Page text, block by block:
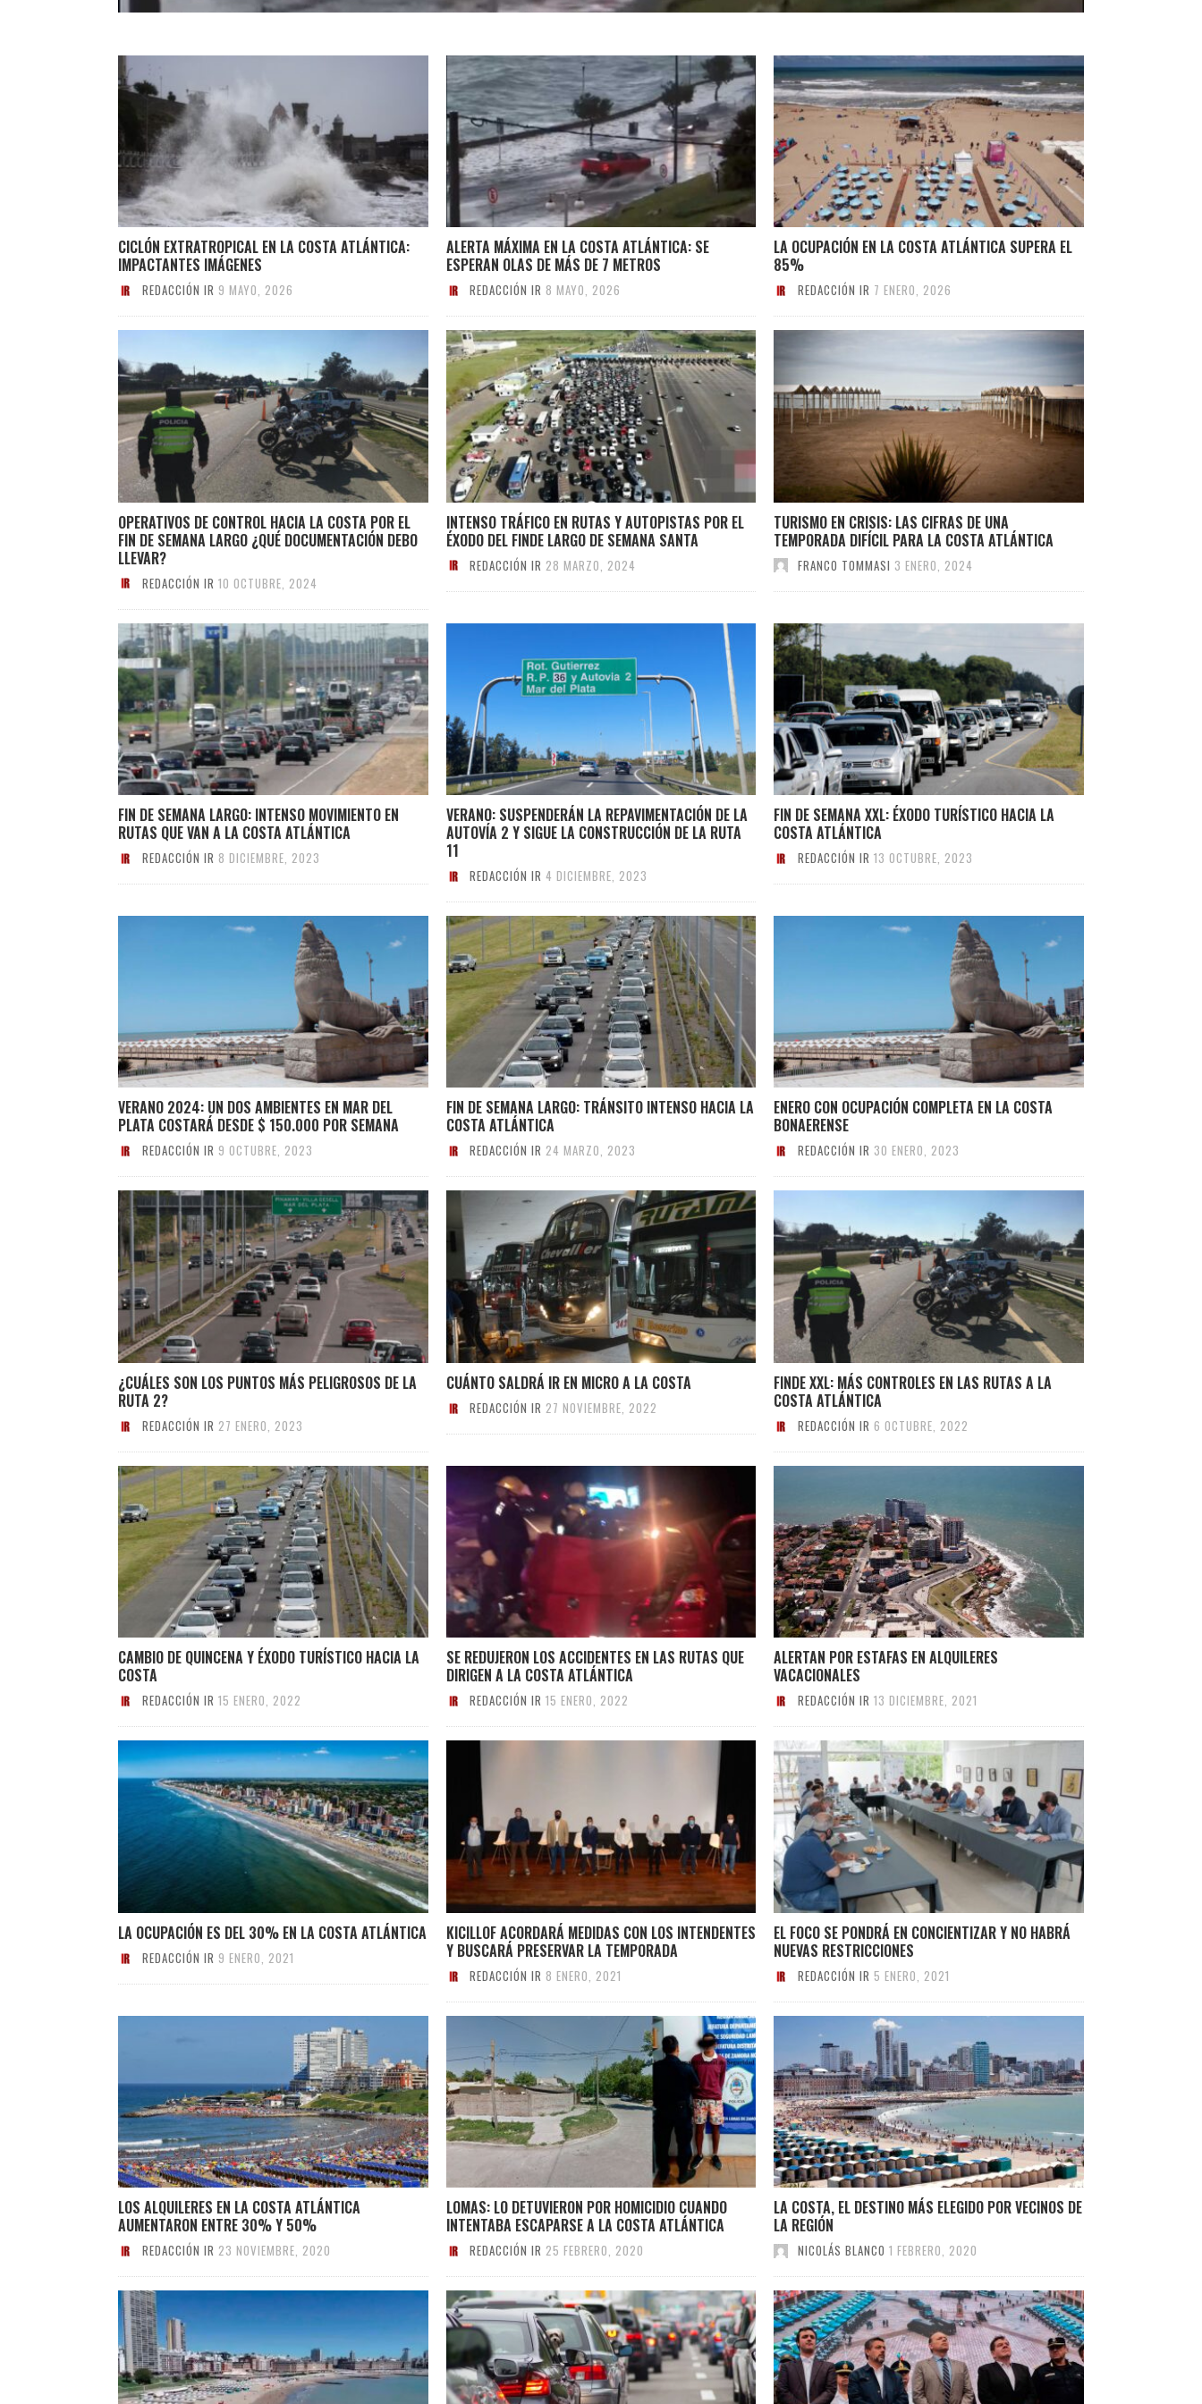
CICLÓN EXTRATROPICAL EN LA COSTA ATLÁNTICA:
IMPACTANTES IMÁGENES
REDACCIÓN IR 9 MAYO, 2026
ALERTA MÁXIMA EN LA COSTA ATLÁNTICA: SE
ESPERAN OLAS DE MÁS DE 7 METROS
REDACCIÓN IR 8 MAYO, 2026
LA OCUPACIÓN EN LA COSTA ATLÁNTICA SUPERA EL
85%
REDACCIÓN IR 7 ENERO, 2026
OPERATIVOS DE CONTROL HACIA LA COSTA POR EL
FIN DE SEMANA LARGO ¿QUÉ DOCUMENTACIÓN DEBO
LLEVAR?
REDACCIÓN IR 10 OCTUBRE, 2024
INTENSO TRÁFICO EN RUTAS Y AUTOPISTAS POR EL
ÉXODO DEL FINDE LARGO DE SEMANA SANTA
REDACCIÓN IR 28 MARZO, 2024
TURISMO EN CRISIS: LAS CIFRAS DE UNA
TEMPORADA DIFÍCIL PARA LA COSTA ATLÁNTICA
FRANCO TOMMASI 3 ENERO, 2024
FIN DE SEMANA LARGO: INTENSO MOVIMIENTO EN
RUTAS QUE VAN A LA COSTA ATLÁNTICA
REDACCIÓN IR 8 DICIEMBRE, 2023
VERANO: SUSPENDERÁN LA REPAVIMENTACIÓN DE LA
AUTOVÍA 2 Y SIGUE LA CONSTRUCCIÓN DE LA RUTA
11
REDACCIÓN IR 4 DICIEMBRE, 2023
FIN DE SEMANA XXL: ÉXODO TURÍSTICO HACIA LA
COSTA ATLÁNTICA
REDACCIÓN IR 13 OCTUBRE, 2023
VERANO 2024: UN DOS AMBIENTES EN MAR DEL
PLATA COSTARÁ DESDE $ 150.000 POR SEMANA
REDACCIÓN IR 9 OCTUBRE, 2023
FIN DE SEMANA LARGO: TRÁNSITO INTENSO HACIA LA
COSTA ATLÁNTICA
REDACCIÓN IR 24 MARZO, 2023
ENERO CON OCUPACIÓN COMPLETA EN LA COSTA
BONAERENSE
REDACCIÓN IR 30 ENERO, 2023
¿CUÁLES SON LOS PUNTOS MÁS PELIGROSOS DE LA
RUTA 2?
REDACCIÓN IR 27 ENERO, 2023
CUÁNTO SALDRÁ IR EN MICRO A LA COSTA
REDACCIÓN IR 27 NOVIEMBRE, 2022
FINDE XXL: MÁS CONTROLES EN LAS RUTAS A LA
COSTA ATLÁNTICA
REDACCIÓN IR 6 OCTUBRE, 2022
CAMBIO DE QUINCENA Y ÉXODO TURÍSTICO HACIA LA
COSTA
REDACCIÓN IR 15 ENERO, 2022
SE REDUJERON LOS ACCIDENTES EN LAS RUTAS QUE
DIRIGEN A LA COSTA ATLÁNTICA
REDACCIÓN IR 15 ENERO, 2022
ALERTAN POR ESTAFAS EN ALQUILERES
VACACIONALES
REDACCIÓN IR 13 DICIEMBRE, 2021
LA OCUPACIÓN ES DEL 30% EN LA COSTA ATLÁNTICA
REDACCIÓN IR 9 ENERO, 2021
KICILLOF ACORDARÁ MEDIDAS CON LOS INTENDENTES
Y BUSCARÁ PRESERVAR LA TEMPORADA
REDACCIÓN IR 8 ENERO, 2021
EL FOCO SE PONDRÁ EN CONCIENTIZAR Y NO HABRÁ
NUEVAS RESTRICCIONES
REDACCIÓN IR 5 ENERO, 2021
LOS ALQUILERES EN LA COSTA ATLÁNTICA
AUMENTARON ENTRE 30% Y 50%
REDACCIÓN IR 23 NOVIEMBRE, 2020
LOMAS: LO DETUVIERON POR HOMICIDIO CUANDO
INTENTABA ESCAPARSE A LA COSTA ATLÁNTICA
REDACCIÓN IR 25 FEBRERO, 2020
LA COSTA, EL DESTINO MÁS ELEGIDO POR VECINOS DE
LA REGIÓN
NICOLÁS BLANCO 1 FEBRERO, 2020